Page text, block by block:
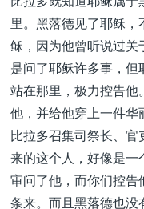
里。黑落德见了耶稣
稣，因为他曾听说过
是问了耶稣许多事，
站在那里，极力控告
他，并给他穿上一件华
比拉多召集司祭长、官
来的这个人，好像是
审问了他，而你们控
条来。而且黑落德也没